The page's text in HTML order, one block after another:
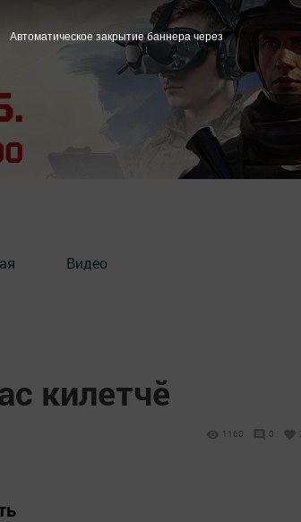
Видео
килетчӗ
1160 0
Автоматическое закрытие баннера через